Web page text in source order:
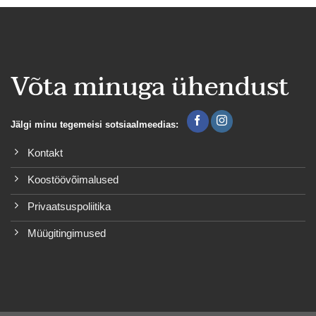
Võta minuga ühendust
Jälgi minu tegemeisi sotsiaalmeedias:
Kontakt
Koostöövõimalused
Privaatsuspoliitika
Müügitingimused